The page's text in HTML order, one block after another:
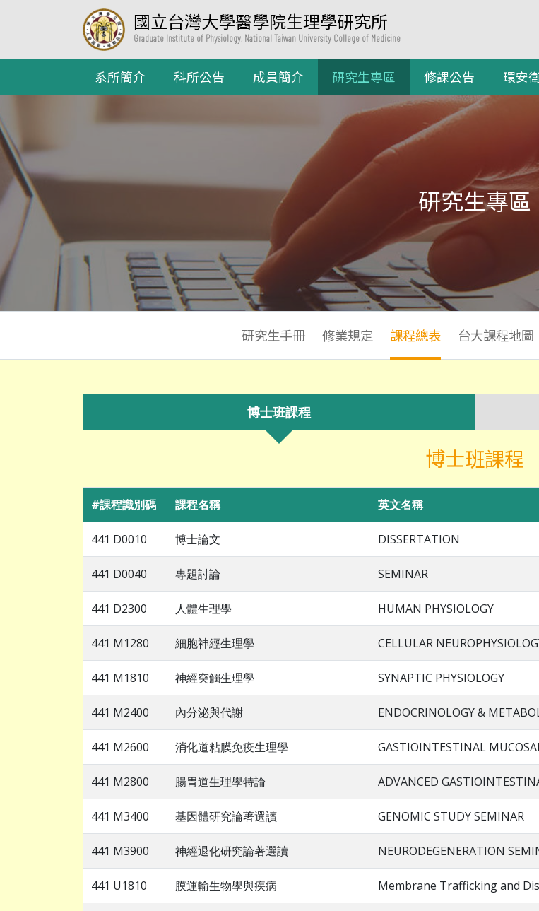
國立台灣大學醫學院生理學研究所
Graduate Institute of Physiology, National Taiwan University College of Medicine
系所簡介 科所公告 成員簡介 研究生專區 修課公告 環安
研究生專區
研究生手冊 修業規定 課程總表 台大課程地圖
博士班課程
博士班課程
#課程識別碼 課程名稱 英文名稱
441 D0010 博士論文 DISSERTATION
441 D0040 專題討論 SEMINAR
441 D2300 人體生理學 HUMAN PHYSIOLOGY
441 M1280 細胞神經生理學 CELLULAR
441 M1810 神經突觸生理學 SYNAPTIC PHYSIOLOGY
441 M2400 內分泌與代謝 ENDOCRINOLOGY &
441 M2600 消化道粘膜免疫生理學 GASTIOINTESTINAL
441 M2800 腸胃道生理學特論 ADVANCED
441 M3400 基因體研究論著選讀 GENOMIC STUDY SEMINAR
441 M3900 神經退化研究論著選讀 NEURODEGENERATION
441 U1810 膜運輸生物學與疾病 Membrane Trafficking and